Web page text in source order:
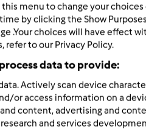
MYSLAC NAWET ZE JEST TO
TY UDZIELASZ PORAD, TAK
I ZOBACZYŁAM
NAPISAŁAM. I TAK
NADZIEJE ŻE PRZYJMIESZ
strony
menu to change your choices
by clicking the Show
.Your choices will have effect
refer to our Privacy Policy.
data to provide:
Actively scan device
or access information on a
content, advertising and
and services